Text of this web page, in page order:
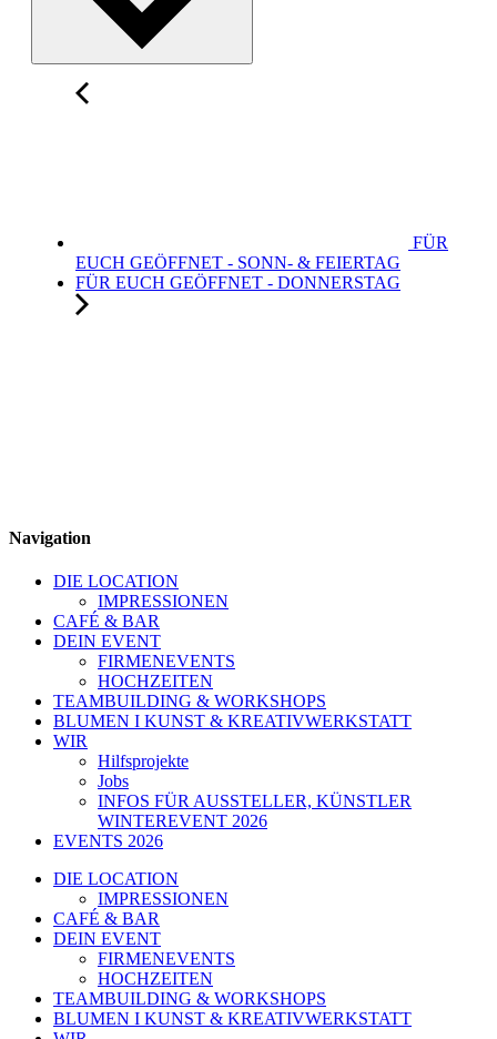
FÜR
EUCH GEÖFFNET - SONN- & FEIERTAG
FÜR EUCH GEÖFFNET - DONNERSTAG
Navigation
DIE LOCATION
IMPRESSIONEN
CAFÉ & BAR
DEIN EVENT
FIRMENEVENTS
HOCHZEITEN
TEAMBUILDING & WORKSHOPS
BLUMEN I KUNST & KREATIVWERKSTATT
WIR
Hilfsprojekte
Jobs
INFOS FÜR AUSSTELLER, KÜNSTLER
WINTEREVENT 2026
EVENTS 2026
DIE LOCATION
IMPRESSIONEN
CAFÉ & BAR
DEIN EVENT
FIRMENEVENTS
HOCHZEITEN
TEAMBUILDING & WORKSHOPS
BLUMEN I KUNST & KREATIVWERKSTATT